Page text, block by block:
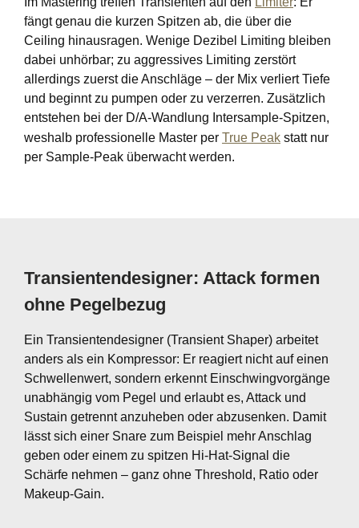
fängt genau die kurzen Spitzen ab, die über die
Ceiling hinausragen. Wenige Dezibel Limiting bleiben
dabei unhörbar; zu aggressives Limiting zerstört
allerdings zuerst die Anschläge – der Mix verliert Tiefe
und beginnt zu pumpen oder zu verzerren. Zusätzlich
entstehen bei der D/A-Wandlung Intersample-Spitzen,
weshalb professionelle Master per True Peak statt nur
per Sample-Peak überwacht werden.
Transientendesigner: Attack formen
ohne Pegelbezug
Ein Transientendesigner (Transient Shaper) arbeitet
anders als ein Kompressor: Er reagiert nicht auf einen
Schwellenwert, sondern erkennt Einschwingvorgänge
unabhängig vom Pegel und erlaubt es, Attack und
Sustain getrennt anzuheben oder abzusenken. Damit
lässt sich einer Snare zum Beispiel mehr Anschlag
geben oder einem zu spitzen Hi-Hat-Signal die
Schärfe nehmen – ganz ohne Threshold, Ratio oder
Makeup-Gain.